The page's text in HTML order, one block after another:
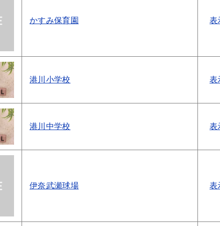
かすみ保育園 表
港川小学校 表
港川中学校 表
伊奈武瀬球場 表